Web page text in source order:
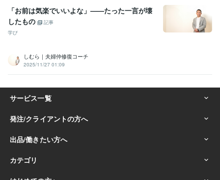
「お前は気楽でいいよな」——たった一言が壊
したもの
記事
学び
しむら｜夫婦仲修復コーチ
2025/11/27 01:09